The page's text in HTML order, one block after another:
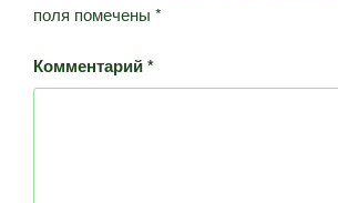
поля помечены *
Комментарий*